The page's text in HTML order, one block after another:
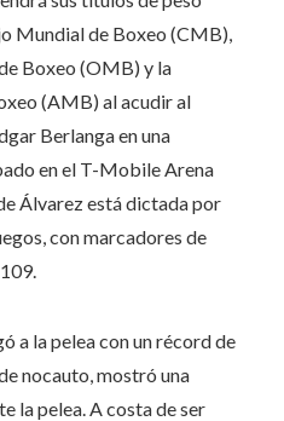
Mundial de Boxeo (CMB),
Boxeo (OMB) y la
(AMB) al acudir al
Berlanga en una
en el T-Mobile Arena
Álvarez está dictada por
con marcadores de
a la pelea con un récord de
nocauto, mostró una
la pelea. A costa de ser